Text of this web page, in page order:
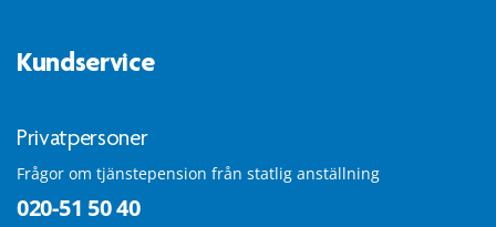
Kundservice
Privatpersoner
Frågor om tjänstepension från statlig anställning
020-51 50 40